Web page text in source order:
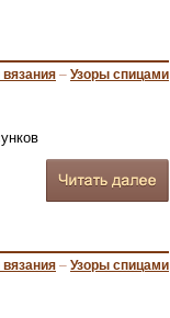
– Узоры спицами
– Узоры спицами